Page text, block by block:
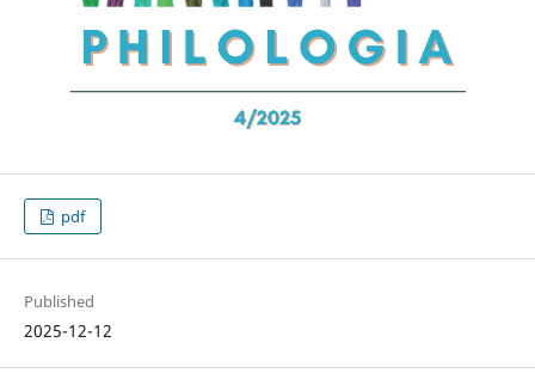
pdf
Published
2025-12-12